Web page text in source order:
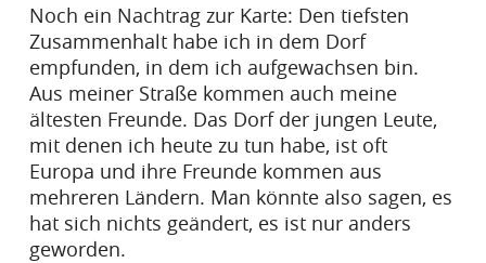
Noch ein Nachtrag zur Karte: Den tiefsten
Zusammenhalt habe ich in dem Dorf
empfunden, in dem ich aufgewachsen bin.
Aus meiner Straße kommen auch meine
ältesten Freunde. Das Dorf der jungen Leute,
mit denen ich heute zu tun habe, ist oft
Europa und ihre Freunde kommen aus
mehreren Ländern. Man könnte also sagen, es
hat sich nichts geändert, es ist nur anders
geworden.